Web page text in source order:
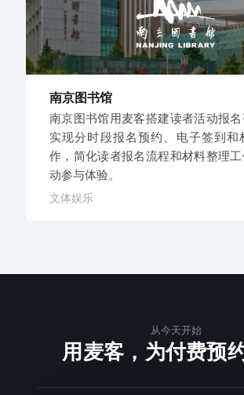
南京图书馆
南京图书馆用麦客搭建读者活动报
实现分时段报名预约、电子签到和
作，简化读者报名流程和材料整理
动参与体验。
文体娱乐
从今天开始
用麦客，为付费预